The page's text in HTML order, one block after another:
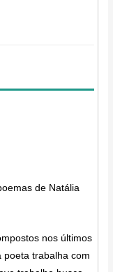
de Natália
nos últimos
poeta trabalha com